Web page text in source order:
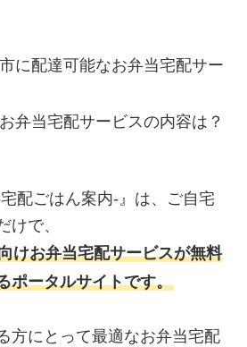
に配達可能なお弁当宅配サー
弁当宅配サービスの内容は？
宅配ごはん案内‐』は、ご自宅
けで、
けお弁当宅配サービスが無料
ポータルサイトです。
方にとって最適なお弁当宅配